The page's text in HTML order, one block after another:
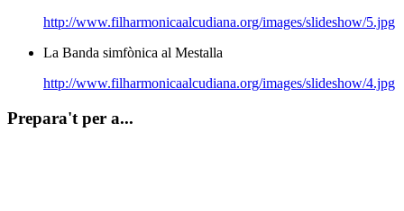
http://www.filharmonicaalcudiana.org/images/slideshow/5.jpg
La Banda simfònica al Mestalla
http://www.filharmonicaalcudiana.org/images/slideshow/4.jpg
Prepara't per a...